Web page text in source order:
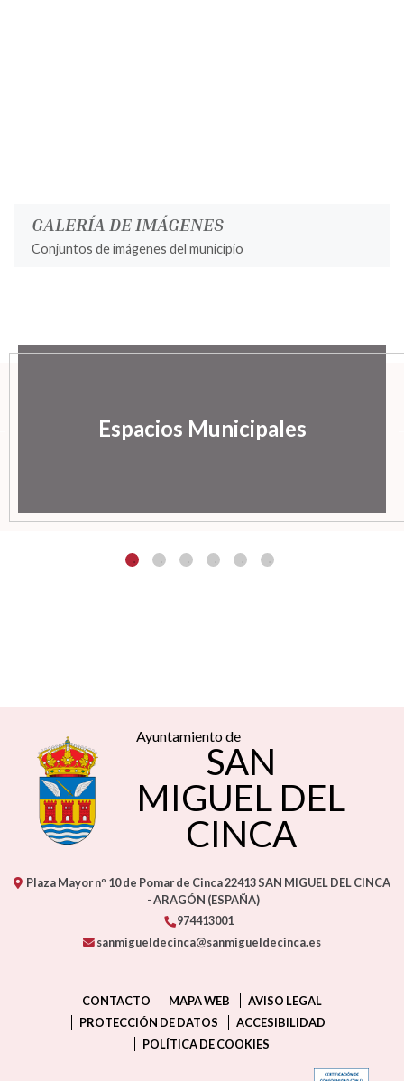
GALERÍA DE IMÁGENES
Conjuntos de imágenes del municipio
Espacios Municipales
Ayuntamiento de
SAN
MIGUEL DEL
CINCA
Plaza Mayor nº 10 de Pomar de Cinca22413SAN MIGUEL DEL CINCA
- ARAGÓN (ESPAÑA)
974413001
sanmigueldecinca@sanmigueldecinca.es
CONTACTO MAPA WEB
AVISO LEGAL
PROTECCIÓN DE DATOS
ACCESIBILIDAD
POLÍTICA DE COOKIES